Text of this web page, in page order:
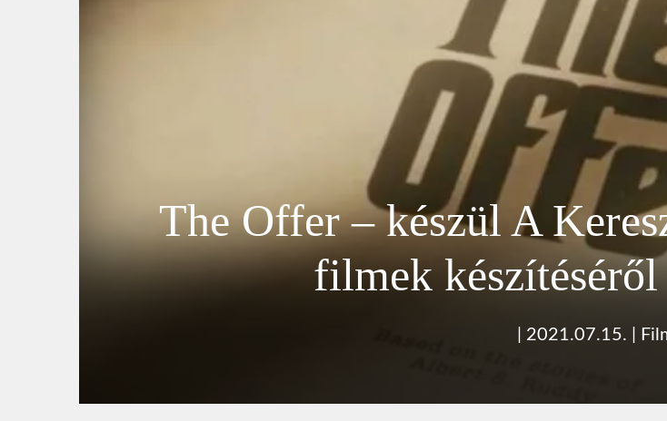
The Offer – készül A
filmek
2021.07.15.